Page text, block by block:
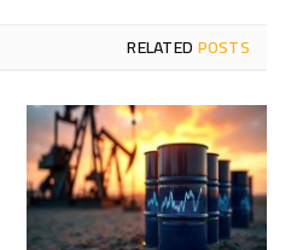
RELATEDPOSTS